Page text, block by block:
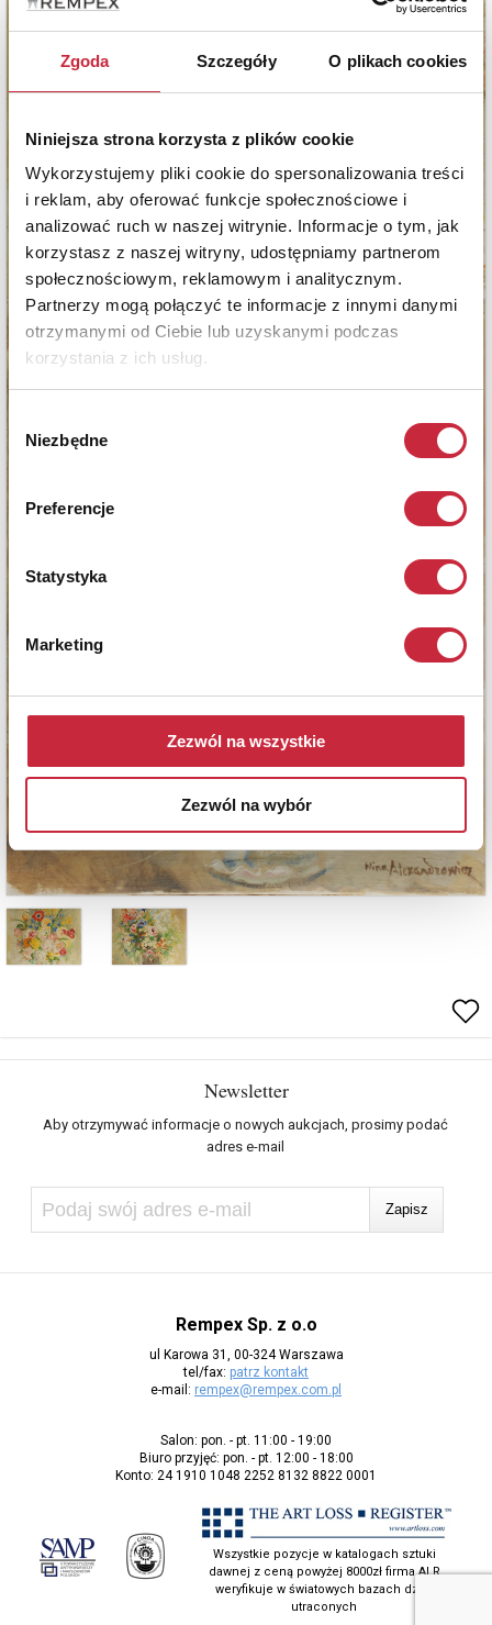
Zgoda Szczegóły O plikach cookies
Niniejsza strona korzysta z plików cookie
Wykorzystujemy pliki cookie do spersonalizowania treści
i reklam, aby oferować funkcje społecznościowe i
analizować ruch w naszej witrynie. Informacje o tym, jak
korzystasz z naszej witryny, udostępniamy partnerom
społecznościowym, reklamowym i analitycznym.
Partnerzy mogą połączyć te informacje z innymi danymi
otrzymanymi od Ciebie lub uzyskanymi podczas
korzystania z ich usług.
zgody
Niezbędne
Preferencje
Statystyka
Marketing
Zezwól na wszystkie
Zezwól na wybór
Newsletter
Aby otrzymywać informacje o nowych aukcjach, prosimy podać
adres e-mail
Rempex Sp. z o.o
ul Karowa 31, 00-324 Warszawa
tel/fax: patrz kontakt
e-mail: rempex@rempex.com.pl
Salon: pon. - pt. 11:00 - 19:00
Biuro przyjęć: pon. - pt. 12:00 - 18:00
Konto: 24 1910 1048 2252 8132 8822 0001
Wszystkie pozycje w katalogach sztuki
dawnej z ceną powyżej 8000zł firma ALR
weryfikuje w światowych bazach dzieł
utraconych